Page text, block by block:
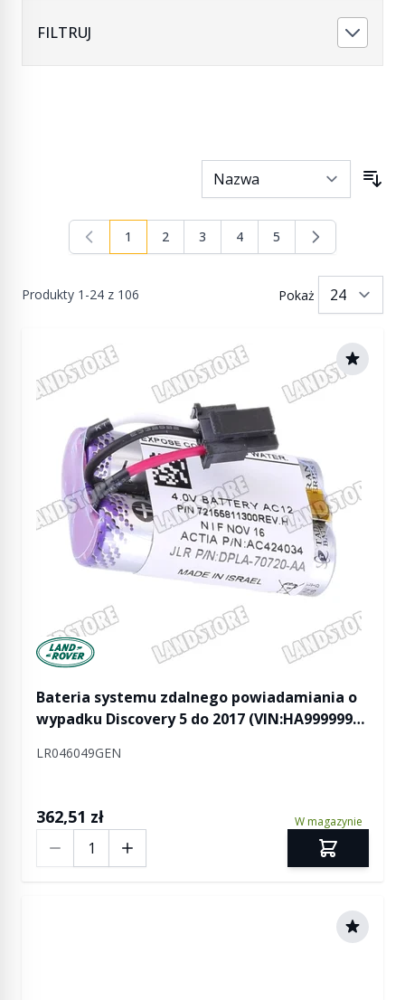
FILTRUJ
Produkty 1 -24 z 106
Aktualnie czytasz stronę
1 Strona
2 Strona
3 Strona
4 Strona
5
Pokaż
Manufactured by Land rover
Bateria systemu zdalnego powiadamiania o
wypadku Discovery 5 do 2017 (VIN:HA999999) /
L405 do 2017 (VIN:HA999999) / RR Sport od
2014 (VIN:EH000001) do 2017 (VIN:HH999999)
LR046049GEN
362,51 zł W magazynie